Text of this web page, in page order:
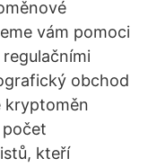
vám pomoci
obchod
kryptoměn
kteří